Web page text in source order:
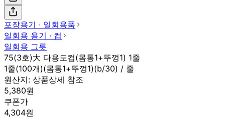
포장용기 ∙ 일회용품
일회용 용기 ∙ 컵
일회용 그릇
75(3호)大 다용도컵(몸통1+뚜껑1) 1줄
1줄(100개)(몸통1+뚜껑1)(b/30) / 줄
원산지: 상품상세 참조
5,380원
쿠폰가
4,304원